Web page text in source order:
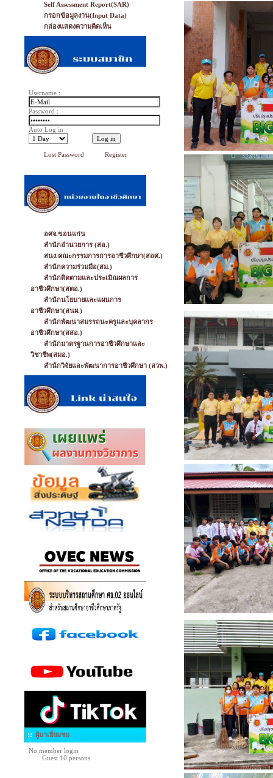
Self Assessment Report(SAR)
กรอกข้อมูลงาน(Input Data)
กล่องแสดงความคิดเห็น
Username :
Password :
Auto Log in :
Lost Password Register
อศจ.ขอนแก่น
สำนักอำนวยการ (สอ.)
สนง.คณะกรรมการการอาชีวศึกษา(สอศ.)
สำนักความร่วมมือ(สม.)
สำนักติดตามและประเมิณผลการ
อาชีวศึกษา(สตอ.)
สำนักนโยบายและแผนการ
อาชีวศึกษา(สนผ.)
สำนักพัฒนาสมรรถนะครูและบุคลากร
อาชีวศึกษา(สสอ.)
สำนักมาตรฐานการอาชีวศึกษาและ
วิชาชีพ(สมอ.)
สำนักวิจัยและพัฒนาการอาชีวศึกษา (สวพ.)
ผู้มาเยี่ยมชม
No member login
Guest 10 persons